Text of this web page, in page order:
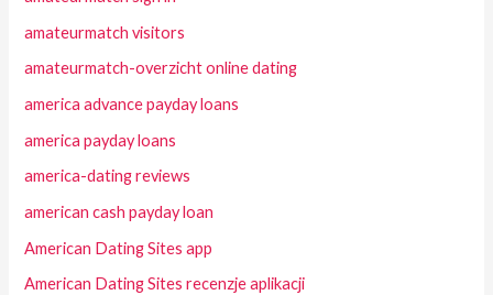
amateurmatch visitors
amateurmatch-overzicht online dating
america advance payday loans
america payday loans
america-dating reviews
american cash payday loan
American Dating Sites app
American Dating Sites recenzje aplikacji